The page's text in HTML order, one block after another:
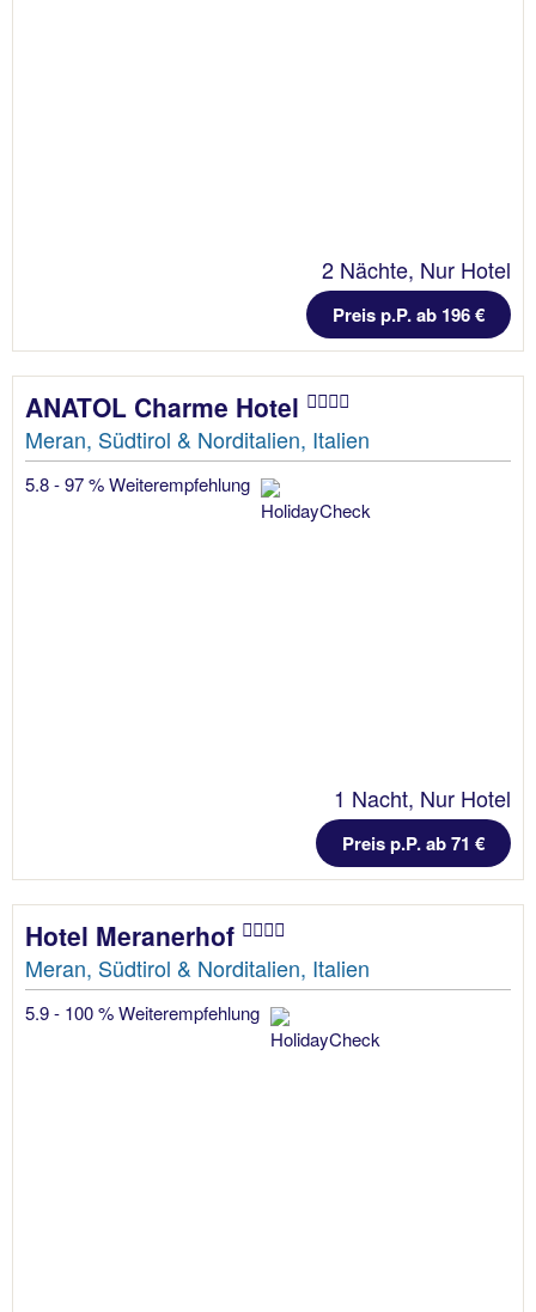
2 Nächte, Nur Hotel
Preis p.P. ab 196 €
ANATOL Charme Hotel
Meran, Südtirol & Norditalien, Italien
5.8 - 97 % Weiterempfehlung
1 Nacht, Nur Hotel
Preis p.P. ab 71 €
Hotel Meranerhof
Meran, Südtirol & Norditalien, Italien
5.9 - 100 % Weiterempfehlung